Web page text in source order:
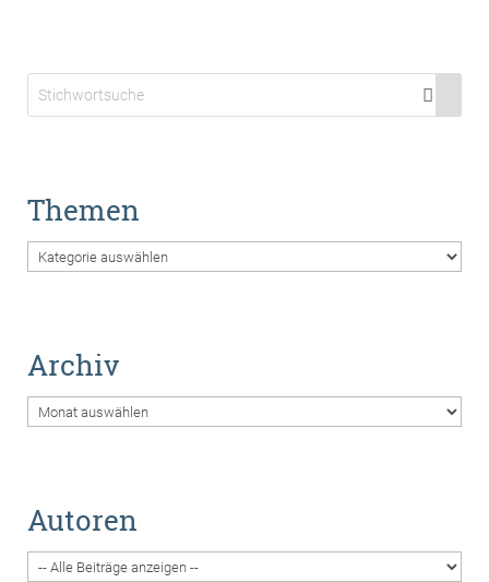
Themen
Themen
Archiv
Archiv
Autoren